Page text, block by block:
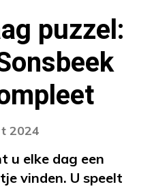
puzzel:
2024
u elke dag een
vinden. U speelt